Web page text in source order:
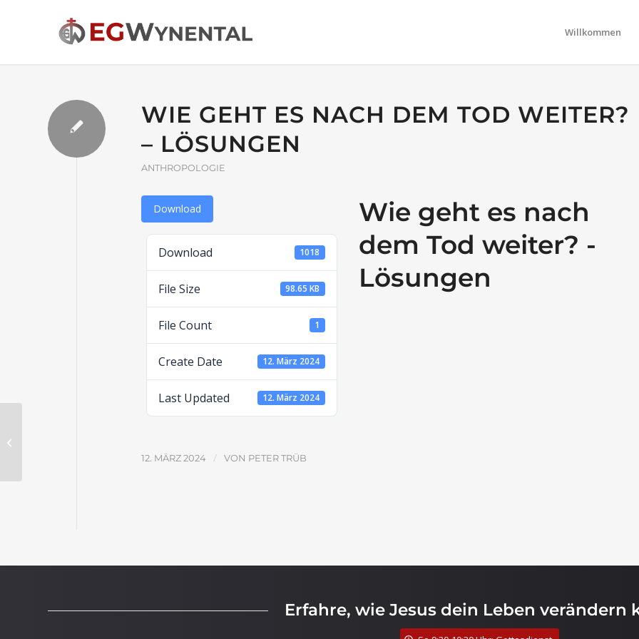
Willkommen
WIE GEHT ES NACH DEM TOD WEITER?
– LÖSUNGEN
ANTHROPOLOGIE
Download
Download 1018
File Size 98.65 KB
File Count 1
Create Date 12. März 2024
Last Updated 12. März 2024
Wie geht es nach
dem Tod weiter? -
Lösungen
12. MÄRZ 2024 / VON PETER TRÜB
Erfahre, wie Jesus dein Leben verändern